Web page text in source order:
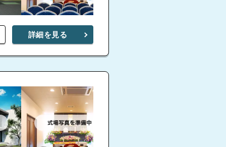
詳細を見る